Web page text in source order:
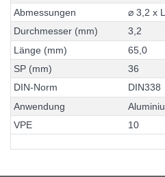
Abmessungen ⌀ 3 2 x L
Durchmesser (mm) 3,2
Länge (mm) 65, 0
SP (mm) 36
DIN-Norm DIN338
Anwendung Aluminiu
VPE 10